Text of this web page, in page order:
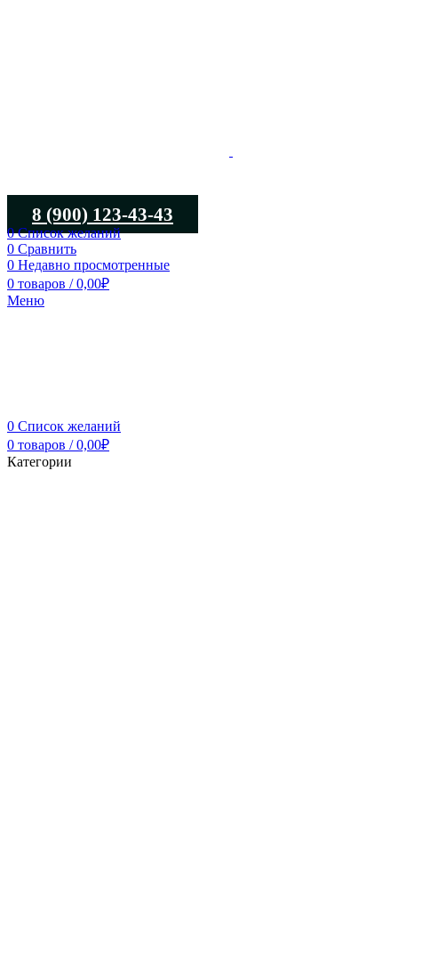
8 (900) 123-43-43
0Список желаний
0 Сравнить
0 Недавно просмотренные
0 товаров / 0,00₽
Меню
0 Список желаний
0 товаров / 0,00₽
Категории